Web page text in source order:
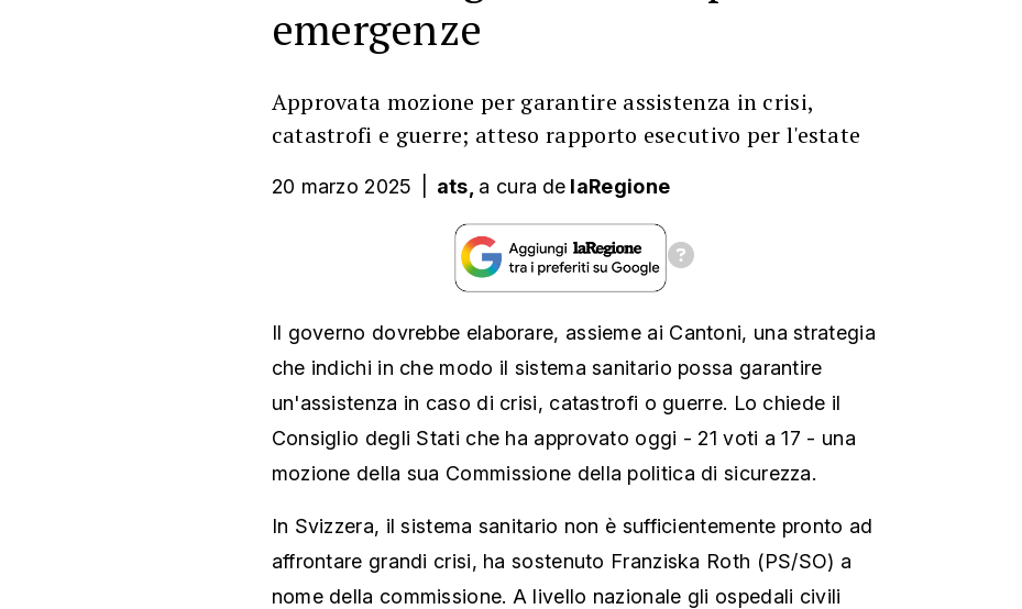
emergenze
Approvata mozione per garantire assistenza in crisi,
catastrofi e guerre; atteso rapporto esecutivo per l'estate
20 marzo 2025 ats, a cura de laRegione
Il governo dovrebbe elaborare, assieme ai Cantoni, una strategia
che indichi in che modo il sistema sanitario possa garantire
un'assistenza in caso di crisi, catastrofi o guerre. Lo chiede il
Consiglio degli Stati che ha approvato oggi - 21 voti a 17 - una
mozione della sua Commissione della politica di sicurezza.
In Svizzera, il sistema sanitario non è sufficientemente pronto ad
affrontare grandi crisi, ha sostenuto Franziska Roth (PS/SO) a
nome della commissione. A livello nazionale gli ospedali civili